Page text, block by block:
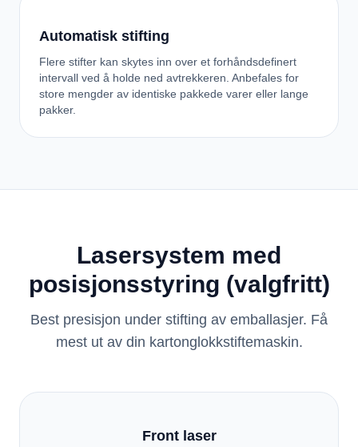
Automatisk stifting
Flere stifter kan skytes inn over et forhåndsdefinert
intervall ved å holde ned avtrekkeren. Anbefales for
store mengder av identiske pakkede varer eller lange
pakker.
Lasersystem med
posisjonsstyring (valgfritt)
Best presisjon under stifting av emballasjer. Få
mest ut av din kartonglokkstiftemaskin.
Front laser